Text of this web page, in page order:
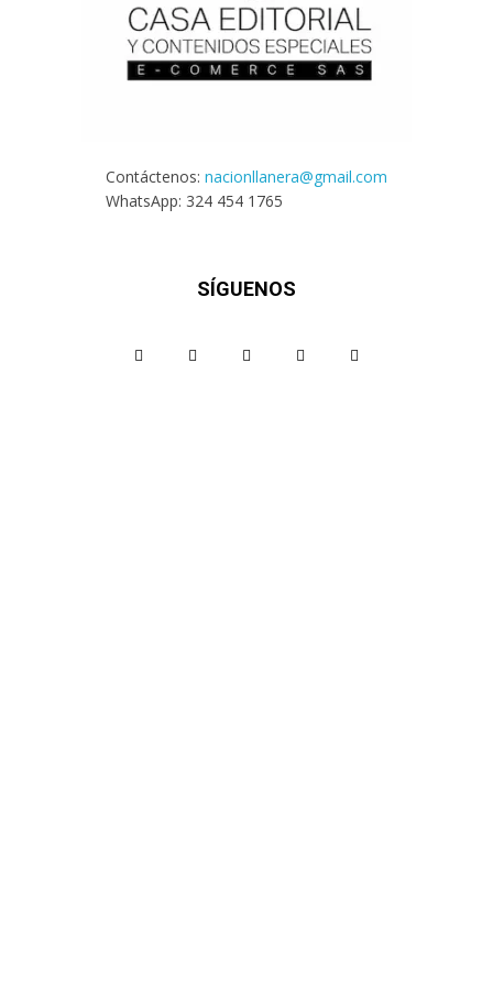
Contáctenos: nacionllanera@gmail.com
WhatsApp: 324 454 1765
SÍGUENOS